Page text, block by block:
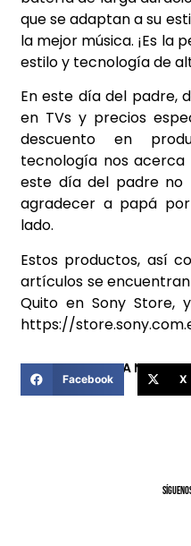
que se adaptan a su
la mejor música. ¡Es
estilo y tecnología de
En este día del padre,
en TVs y precios
descuento en
tecnología nos acerca
este día del padre no
agradecer a papá
lado.
Estos productos, así
artículos se
Quito en Sony Store,
https://
COMPARTIR ESTA NOTICIA
Facebook X